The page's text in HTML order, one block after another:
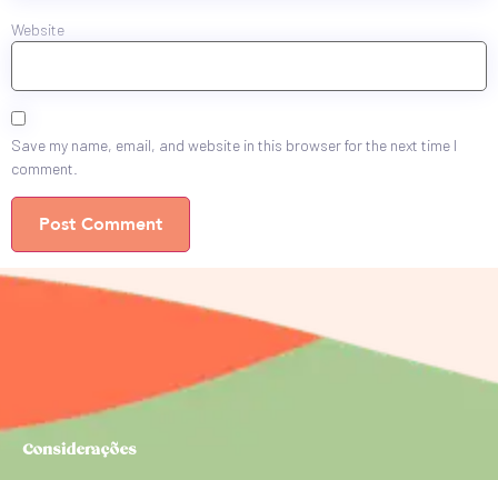
Website
Save my name, email, and website in this browser for the next time I
comment.
Considerações